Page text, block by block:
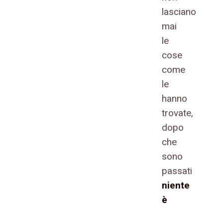
lasciano
mai
le
cose
come
le
hanno
trovate,
dopo
che
sono
passati
niente
è